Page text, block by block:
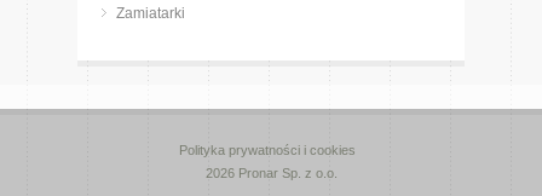
Zamiatarki
Polityka prywatności i cookies
2026 Pronar Sp. z o.o.